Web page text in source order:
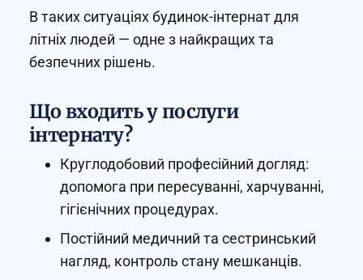
В таких ситуаціях будинок-інтернат для
літніх людей — одне з найкращих та
безпечних рішень.
Що входить у послуги
інтернату?
Круглодобовий професійний догляд:
допомога при пересуванні, харчуванні,
гігієнічних процедурах.
Постійний медичний та сестринський
нагляд, контроль стану мешканців.